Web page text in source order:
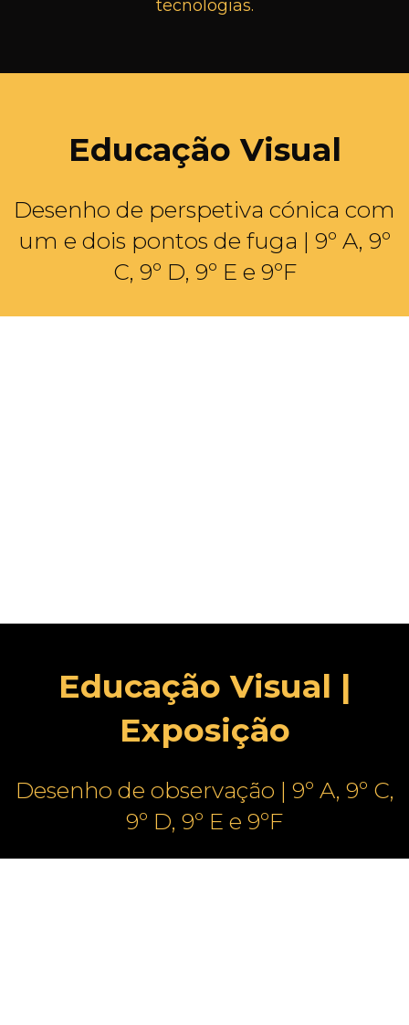
tecnologias.
Educação Visual
Desenho de perspetiva cónica com
um e dois pontos de fuga | 9º A, 9º
C, 9º D, 9º E e 9ºF
Educação Visual |
Exposição
Desenho de observação | 9º A, 9º C,
9º D, 9º E e 9ºF